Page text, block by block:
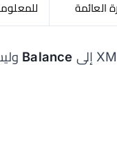
Balance